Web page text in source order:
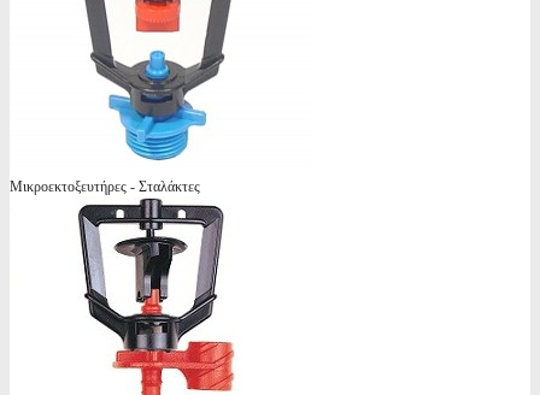
Μικροεκτοξευτήρες - Σταλάκτες